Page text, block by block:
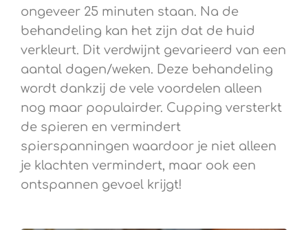
ongeveer 25 minuten staan. Na de
behandeling kan het zijn dat de huid
verkleurt. Dit verdwijnt gevarieerd van een
aantal dagen/weken. Deze behandeling
wordt dankzij de vele voordelen alleen
nog maar populairder. Cupping versterkt
de spieren en vermindert
spierspanningen waardoor je niet alleen
je klachten vermindert, maar ook een
ontspannen gevoel krijgt!